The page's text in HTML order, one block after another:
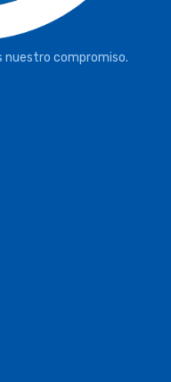
nuestro compromiso.